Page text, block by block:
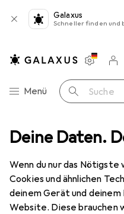
Deine Daten.
Wenn du nur das
Cookies und ähnlichen
deinem Gerät und
Website. Diese brauchen
Galaxus
Schneller finden und
Navigation nach Kategorien
Menü Suche
Merklisten
Warenkorb
Bike Veloausrüstung
KEDMeggy